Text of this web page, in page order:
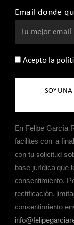
Email donde
Acepto la
SOY UNA
En Felipe García
facilites con la
con tu solicitud
base jurídica que
consentimiento.
rectificación,
consentimiento